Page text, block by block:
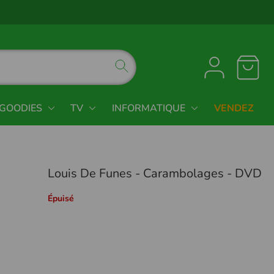
TV INFORMATIQUE VENDEZ
Louis De Funes - Carambolages - DVD
Épuisé